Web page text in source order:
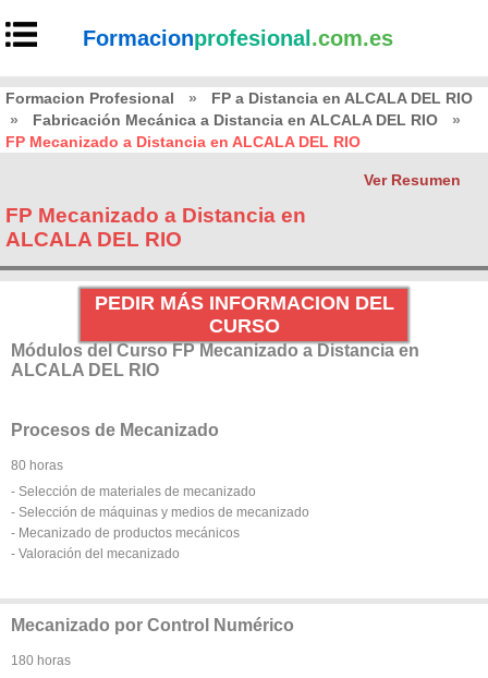
Formacionprofesional .com.es
Formacion Profesional »
FP a Distancia en ALCALA DEL RIO
»
Fabricación Mecánica a Distancia en ALCALA DEL RIO
»
FP Mecanizado a Distancia en ALCALA DEL RIO
Ver Resumen
FP Mecanizado a Distancia en
ALCALA DEL RIO
PEDIR MÁS INFORMACION DEL
CURSO
Módulos del Curso FP Mecanizado a Distancia en
ALCALA DEL RIO
Procesos de Mecanizado
80 horas
- Selección de materiales de mecanizado
- Selección de máquinas y medios de mecanizado
- Mecanizado de productos mecánicos
- Valoración del mecanizado
Mecanizado por Control Numérico
180 horas